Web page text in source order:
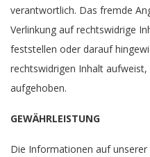
verantwortlich. Das fremde
Verlinkung auf rechtswidrige
feststellen oder darauf
rechtswidrigen Inhalt
aufgehoben.
GEWÄHRLEISTUNG
Die Informationen auf